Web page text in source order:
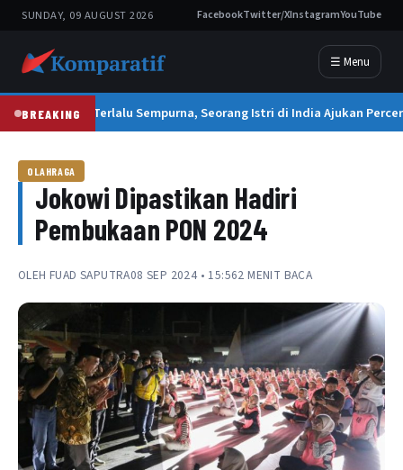
SUNDAY, 09 AUGUST 2026 FacebookTwitter/XInstagramYouTube
☰ Menu
BREAKINGSuami Terlalu Sempurna, Seorang Istri di India Ajukan
OLAHRAGA
Jokowi Dipastikan Hadiri
Pembukaan PON 2024
OLEH FUAD SAPUTRA08 SEP 2024 • 15:562 MENIT BACA